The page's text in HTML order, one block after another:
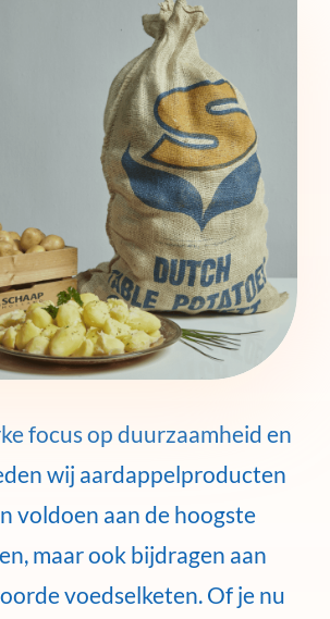
focus op duurzaamheid en
wij aardappelproducten
voldoen aan de hoogste
maar ook bijdragen aan
voedselketen. Of je nu